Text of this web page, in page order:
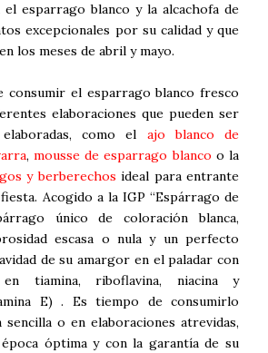
esparrago blanco y la alcachofa de
excepcionales por su calidad y que
los meses de abril y mayo.
consumir el esparrago blanco fresco
elaboraciones que pueden ser
como el ajo blanco de
, mousse de esparrago blanco o la
y berberechos ideal para entrante
Acogido a la IGP “Espárrago de
único de coloración blanca,
escasa o nula y un perfecto
de su amargor en el paladar con
tiamina, riboflavina, niacina y
E) . Es tiempo de consumirlo
sencilla o en elaboraciones atrevidas,
óptima y con la garantía de su